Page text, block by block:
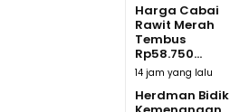
Harga Cabai
Rawit Merah
Tembus
Rp58.750...
14 jam yang lalu
Herdman Bidik